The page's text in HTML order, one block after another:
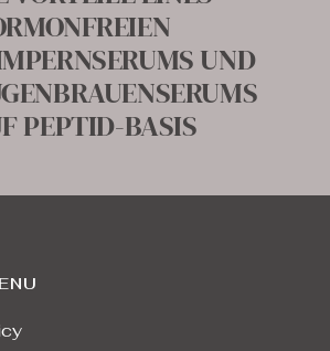
UND
PEPTID-BASIS